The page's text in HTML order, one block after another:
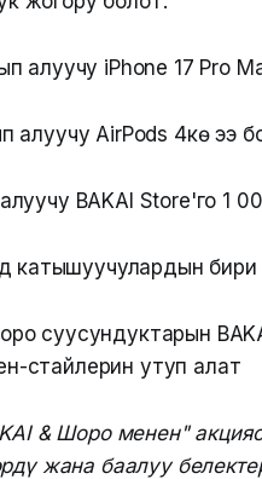
алуучу iPhone 17 Pro
алуучу AirPods 4кө ээ
BAKAI Store'го 1
катышуучулардын
суусундуктарын
стайлерин утуп алат
& Шоро менен"
жана баалуу